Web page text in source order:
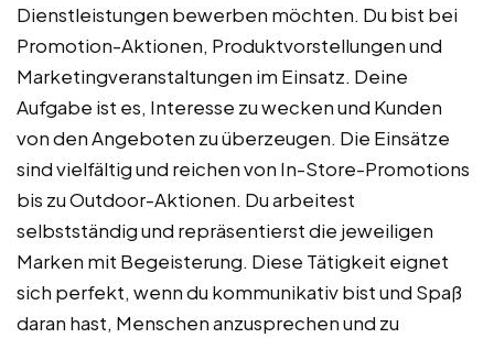
Dienstleistungen bewerben möchten. Du bist bei
Promotion-Aktionen, Produktvorstellungen und
Marketingveranstaltungen im Einsatz. Deine
Aufgabe ist es, Interesse zu wecken und Kunden
von den Angeboten zu überzeugen. Die Einsätze
sind vielfältig und reichen von In-Store-Promotions
bis zu Outdoor-Aktionen. Du arbeitest
selbstständig und repräsentierst die jeweiligen
Marken mit Begeisterung. Diese Tätigkeit eignet
sich perfekt, wenn du kommunikativ bist und Spaß
daran hast, Menschen anzusprechen und zu